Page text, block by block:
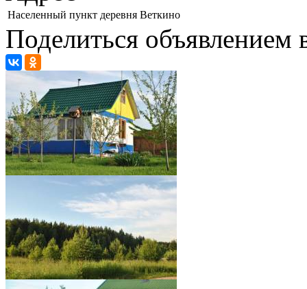
Населенный пункт деревня Веткино
Поделиться объявлением